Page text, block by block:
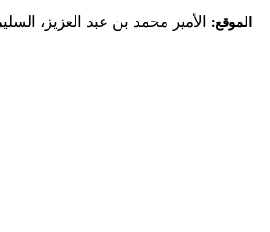
الموقع: الأمير محمد بن عبد العزيز،